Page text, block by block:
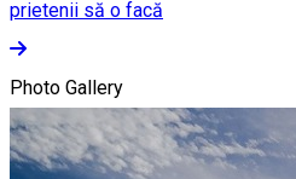
prietenii să o facă
Photo Gallery